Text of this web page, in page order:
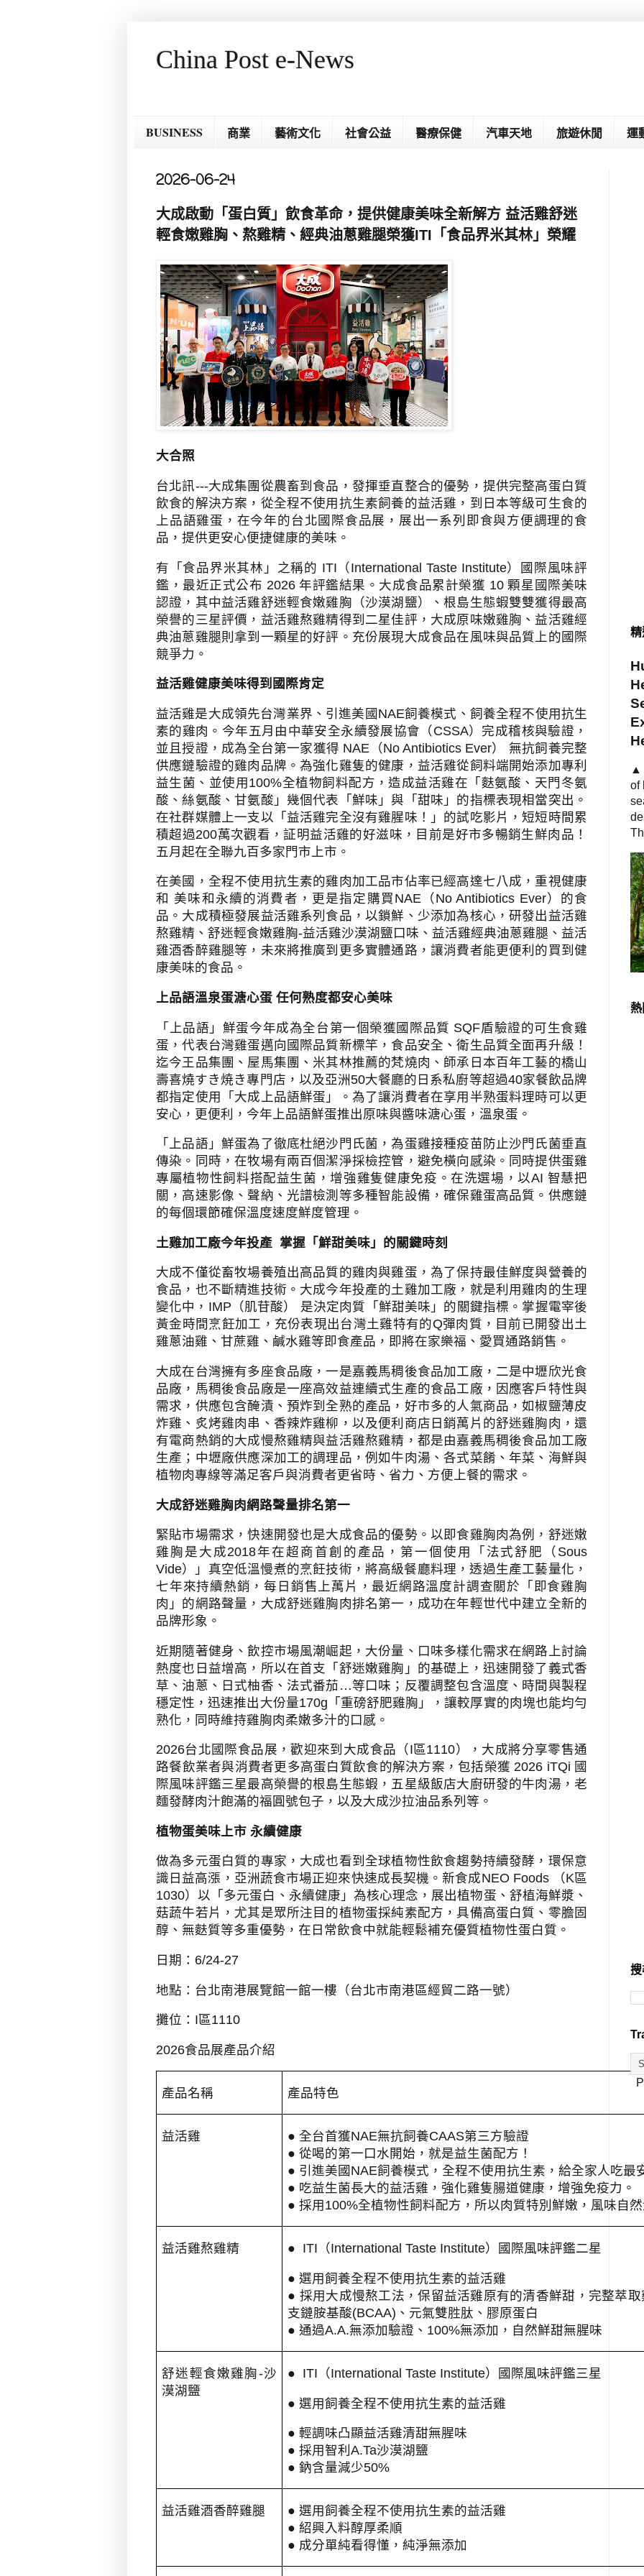
China Post e-News
BUSINESS 商業 藝術文化 社會公益 醫療保健 汽車天地 旅遊休閒 運
2026-06-24
大成啟動「蛋白質」飲食革命，提供健康美味全新解方 益活雞舒迷
輕食嫩雞胸、熬雞精、經典油蔥雞腿榮獲ITI「食品界米其林」榮耀
大合照
台北訊---大成集團從農畜到食品，發揮垂直整合的優勢，提供完整高蛋白質
飲食的解決方案，從全程不使用抗生素飼養的益活雞，到日本等級可生食的
上品語雞蛋，在今年的台北國際食品展，展出一系列即食與方便調理的食
品，提供更安心便捷健康的美味。
有「食品界米其林」之稱的 ITI （ International Taste Institute）國際風味評
鑑，最近正式公布 2026年評鑑結果。大成食品累計榮獲 10顆星國際美味
認證，其中益活雞舒迷輕食嫩雞胸（沙漠湖鹽）、根島生態蝦雙雙獲得最高
榮譽的三星評價，益活雞熬雞精得到二星佳評，大成原味嫩雞胸、益活雞經
典油蔥雞腿則拿到一顆星的好評。充份展現大成食品在風味與品質上的國際
競爭力。
益活雞健康美味得到國際肯定
益活雞是大成領先台灣業界、引進美國 NAE飼養模式、飼養全程不使用抗生
素的雞肉。今年五月由中華安全永續發展協會（ CSSA）完成稽核與驗證，
並且授證，成為全台第一家獲得 NAE （No Antibiotics Ever） 無抗飼養完整
供應鏈驗證的雞肉品牌。為強化雞隻的健康，益活雞從飼料端開始添加專利
益生菌、並使用100%全植物飼料配方，造成益活雞在「麩氨酸、天門冬氨
酸、絲氨酸、甘氨酸」幾個代表「鮮味」與「甜味」的指標表現相當突出。
在社群媒體上一支以「益活雞完全沒有雞腥味！」的試吃影片，短短時間累
積超過200萬次觀看，証明益活雞的好滋味，目前是好市多暢銷生鮮肉品！
五月起在全聯九百多家門市上市。
在美國，全程不使用抗生素的雞肉加工品市佔率已經高達七八成，重視健康
和 美味和永續的消費者，更是指定購買 NAE（ No Antibiotics Ever）的食
品。大成積極發展益活雞系列食品，以鎖鮮、少添加為核心，研發出益活雞
熬雞精、舒迷輕食嫩雞胸-益活雞沙漠湖鹽口味、益活雞經典油蔥雞腿、益活
雞酒香醉雞腿等，未來將推廣到更多實體通路，讓消費者能更便利的買到健
康美味的食品。
上品語溫泉蛋溏心蛋 任何熟度都安心美味
「上品語」鮮蛋今年成為全台第一個榮獲國際品質 SQF盾驗證的可生食雞
蛋，代表台灣雞蛋邁向國際品質新標竿，食品安全、衛生品質全面再升級！
迄今王品集團、屋馬集團、米其林推薦的梵燒肉、師承日本百年工藝的橋山
壽喜燒すき焼き專門店，以及亞洲50大餐廳的日系私廚等超過40家餐飲品牌
都指定使用「大成上品語鮮蛋」。為了讓消費者在享用半熟蛋料理時可以更
安心，更便利，今年上品語鮮蛋推出原味與醬味溏心蛋，溫泉蛋。
「上品語」鮮蛋為了徹底杜絕沙門氏菌，為蛋雞接種疫苗防止沙門氏菌垂直
傳染。同時，在牧場有兩百個潔淨採檢控管，避免橫向感染。同時提供蛋雞
專屬植物性飼料搭配益生菌，增強雞隻健康免疫。在洗選場，以AI 智慧把
關，高速影像、聲納、光譜檢測等多種智能設備，確保雞蛋高品質。供應鏈
的每個環節確保溫度速度鮮度管理。
土雞加工廠今年投產 掌握「鮮甜美味」的關鍵時刻
大成不僅從畜牧場養殖出高品質的雞肉與雞蛋，為了保持最佳鮮度與營養的
食品，也不斷精進技術。大成今年投產的土雞加工廠，就是利用雞肉的生理
變化中， IMP （肌苷酸） 是決定肉質「鮮甜美味」的關鍵指標。掌握電宰後
黃金時間烹飪加工，充份表現出台灣土雞特有的Q彈肉質，目前已開發出土
雞蔥油雞、甘蔗雞、鹹水雞等即食產品，即將在家樂福、愛買通路銷售。
大成在台灣擁有多座食品廠，一是嘉義馬稠後食品加工廠，二是中壢欣光食
品廠，馬稠後食品廠是一座高效益連續式生產的食品工廠，因應客戶特性與
需求，供應包含醃漬、預炸到全熟的產品，好市多的人氣商品，如椒鹽薄皮
炸雞、炙烤雞肉串、香辣炸雞柳，以及便利商店日銷萬片的舒迷雞胸肉，還
有電商熱銷的大成慢熬雞精與益活雞熬雞精，都是由嘉義馬稠後食品加工廠
生產；中壢廠供應深加工的調理品，例如牛肉湯、各式菜餚、年菜、海鮮與
植物肉專線等滿足客戶與消費者更省時、省力、方便上餐的需求。
大成舒迷雞胸肉網路聲量排名第一
緊貼市場需求，快速開發也是大成食品的優勢。以即食雞胸肉為例，舒迷嫩
雞胸是大成2018年在超商首創的產品，第一個使用「法式舒肥（ Sous
Vide）」真空低溫慢煮的烹飪技術，將高級餐廳料理，透過生產工藝量化，
七年來持續熱銷，每日銷售上萬片，最近網路溫度計調查關於「即食雞胸
肉」的網路聲量，大成舒迷雞胸肉排名第一，成功在年輕世代中建立全新的
品牌形象。
近期隨著健身、飲控市場風潮崛起，大份量、口味多樣化需求在網路上討論
熱度也日益增高，所以在首支「舒迷嫩雞胸」的基礎上，迅速開發了義式香
草、油蔥、日式柚香、法式番茄 …等口味；反覆調整包含溫度、時間與製程
穩定性，迅速推出大份量170g 「重磅舒肥雞胸」，讓較厚實的肉塊也能均勻
熟化，同時維持雞胸肉柔嫩多汁的口感。
2026台北國際食品展，歡迎來到大成食品（ I區1110），大成將分享零售通
路餐飲業者與消費者更多高蛋白質飲食的解決方案，包括榮獲 2026 iTQi 國
際風味評鑑三星最高榮譽的根島生態蝦，五星級飯店大廚研發的牛肉湯，老
麵發酵肉汁飽滿的福圓號包子，以及大成沙拉油品系列等。
植物蛋美味上市 永續健康
做為多元蛋白質的專家，大成也看到全球植物性飲食趨勢持續發酵，環保意
識日益高漲，亞洲蔬食市場正迎來快速成長契機。新食成NEO Foods （K區
1030）以「多元蛋白、永續健康」為核心理念，展出植物蛋、舒植海鮮漿、
菇蔬牛若片，尤其是眾所注目的植物蛋採純素配方，具備高蛋白質、零膽固
醇、無麩質等多重優勢，在日常飲食中就能輕鬆補充優質植物性蛋白質。
日期： 6/24-27
地點：台北南港展覽館一館一樓（台北市南港區經貿二路一號）
攤位： I區1110
2026食品展產品介紹
產品名稱 產品特色
益活雞 ● 全台首獲NAE無抗飼養CAAS第三方驗證
●從喝的第一口水開始，就是益生菌配方！
● 引進美國 NAE飼養模式，全程不使用抗生素，給全家人吃最
● 吃益生菌長大的益活雞，強化雞隻腸道健康，增強免疫力。
●採用 100%全植物性飼料配方，所以肉質特別鮮嫩，風味自
益活雞熬雞精 ● ITI （International Taste Institute）國際風味評鑑二星
●選用飼養全程不使用抗生素的益活雞
● 採用大成慢熬工法，保留益活雞原有的清香鮮甜，完整萃
支鏈胺基酸(BCAA) 、元氣雙胜肽、膠原蛋白
●通過A.A.無添加驗證、 100%無添加，自然鮮甜無腥味
舒迷輕食嫩雞胸-沙
漠湖鹽
● ITI （International Taste Institute）國際風味評鑑三星
●選用飼養全程不使用抗生素的益活雞
●輕調味凸顯益活雞清甜無腥味
●採用智利A.Ta沙漠湖鹽
●鈉含量減少50%
益活雞酒香醉雞腿 ●選用飼養全程不使用抗生素的益活雞
●紹興入料醇厚柔順
● 成分單純看得懂，純淨無添加
精
▲
of
熱
搜